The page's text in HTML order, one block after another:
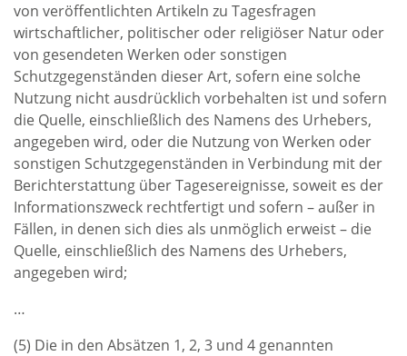
von veröffentlichten Artikeln zu Tagesfragen
wirtschaftlicher, politischer oder religiöser Natur oder
von gesendeten Werken oder sonstigen
Schutzgegenständen dieser Art, sofern eine solche
Nutzung nicht ausdrücklich vorbehalten ist und sofern
die Quelle, einschließlich des Namens des Urhebers,
angegeben wird, oder die Nutzung von Werken oder
sonstigen Schutzgegenständen in Verbindung mit der
Berichterstattung über Tagesereignisse, soweit es der
Informationszweck rechtfertigt und sofern – außer in
Fällen, in denen sich dies als unmöglich erweist – die
Quelle, einschließlich des Namens des Urhebers,
angegeben wird;
…
(5) Die in den Absätzen 1, 2, 3 und 4 genannten